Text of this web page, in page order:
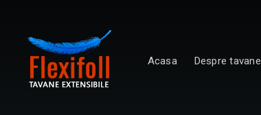
Acasa Despre tavane